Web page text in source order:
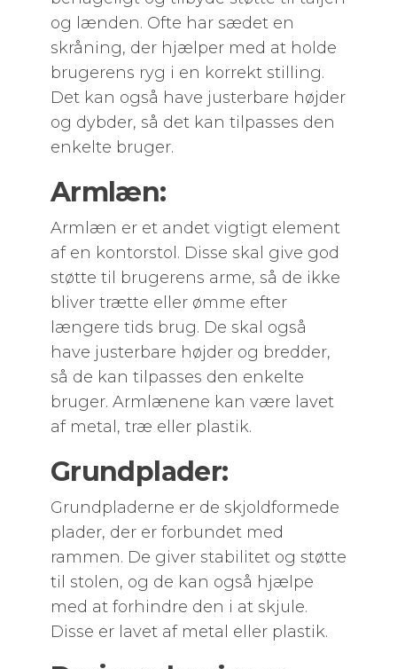
og lænden. Ofte har sædet en
skråning, der hjælper med at holde
brugerens ryg i en korrekt stilling.
Det kan også have justerbare højder
og dybder, så det kan tilpasses den
enkelte bruger.
Armlæn:
Armlæn er et andet vigtigt element
af en kontorstol. Disse skal give god
støtte til brugerens arme, så de ikke
bliver trætte eller ømme efter
længere tids brug. De skal også
have justerbare højder og bredder,
så de kan tilpasses den enkelte
bruger. Armlænene kan være lavet
af metal, træ eller plastik.
Grundplader:
Grundpladerne er de skjoldformede
plader, der er forbundet med
rammen. De giver stabilitet og støtte
til stolen, og de kan også hjælpe
med at forhindre den i at skjule.
Disse er lavet af metal eller plastik.